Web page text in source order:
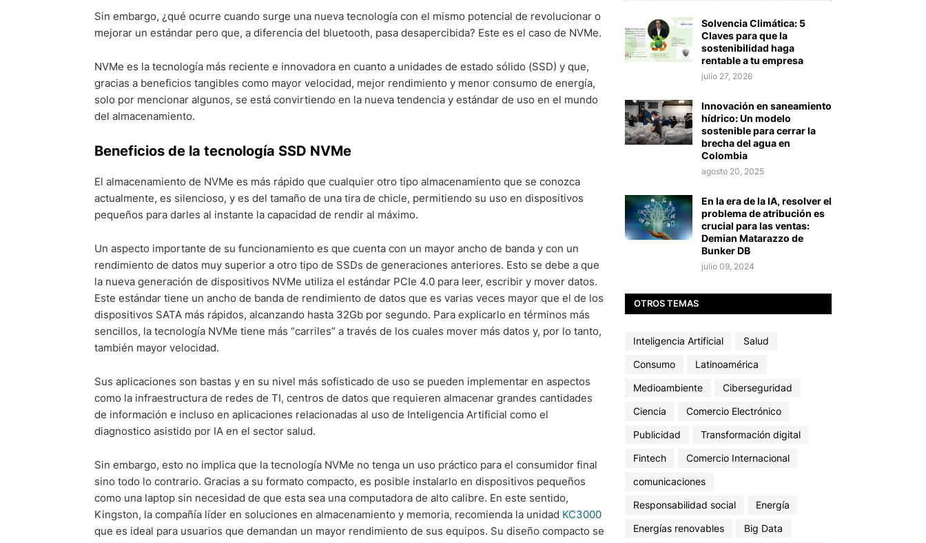
Sin embargo, ¿qué ocurre cuando surge una nueva tecnología con el mismo potencial de revolucionar o
mejorar un estándar pero que, a diferencia del bluetooth, pasa desapercibida? Este es el caso de NVMe.
NVMe es la tecnología más reciente e innovadora en cuanto a unidades de estado sólido (SSD) y que,
gracias a beneficios tangibles como mayor velocidad, mejor rendimiento y menor consumo de energía,
solo por mencionar algunos, se está convirtiendo en la nueva tendencia y estándar de uso en el mundo
del almacenamiento.
Beneficios de la tecnología SSD NVMe
El almacenamiento de NVMe es más rápido que cualquier otro tipo almacenamiento que se conozca
actualmente, es silencioso, y es del tamaño de una tira de chicle, permitiendo su uso en dispositivos
pequeños para darles al instante la capacidad de rendir al máximo.
Un aspecto importante de su funcionamiento es que cuenta con un mayor ancho de banda y con un
rendimiento de datos muy superior a otro tipo de SSDs de generaciones anteriores. Esto se debe a que
la nueva generación de dispositivos NVMe utiliza el estándar PCIe 4.0 para leer, escribir y mover datos.
Este estándar tiene un ancho de banda de rendimiento de datos que es varias veces mayor que el de los
dispositivos SATA más rápidos, alcanzando hasta 32Gb por segundo. Para explicarlo en términos más
sencillos, la tecnología NVMe tiene más “carriles” a través de los cuales mover más datos y, por lo tanto,
también mayor velocidad.
Sus aplicaciones son bastas y en su nivel más sofisticado de uso se pueden implementar en aspectos
como la infraestructura de redes de TI, centros de datos que requieren almacenar grandes cantidades
de información e incluso en aplicaciones relacionadas al uso de Inteligencia Artificial como el
diagnostico asistido por IA en el sector salud.
Sin embargo, esto no implica que la tecnología NVMe no tenga un uso práctico para el consumidor final
sino todo lo contrario. Gracias a su formato compacto, es posible instalarlo en dispositivos pequeños
como una laptop sin necesidad de que esta sea una computadora de alto calibre. En este sentido,
Kingston, la compañía líder en soluciones en almacenamiento y memoria, recomienda la unidad KC3000
que es ideal para usuarios que demandan un mayor rendimiento de sus equipos. Su diseño compacto se
Solvencia Climática: 5
Claves para que la
sostenibilidad haga
rentable a tu empresa
julio 27, 2026
Innovación en saneamiento
hídrico: Un modelo
sostenible para cerrar la
brecha del agua en
Colombia
agosto 20, 2025
En la era de la IA, resolver el
problema de atribución es
crucial para las ventas:
Demian Matarazzo de
Bunker DB
julio 09, 2024
OTROS TEMAS
Inteligencia Artificial
Salud
Consumo
Latinoamérica
Medioambiente
Ciberseguridad
Ciencia
Comercio Electrónico
Publicidad
Transformación digital
Fintech
Comercio Internacional
comunicaciones
Responsabilidad social
Energía
Energías renovables
Big Data